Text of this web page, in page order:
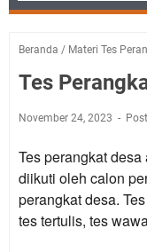
Beranda / Materi Tes
Tes
November 24, 2023
Tes perangkat
diikuti oleh calon
perangkat desa.
tes tertulis, tes